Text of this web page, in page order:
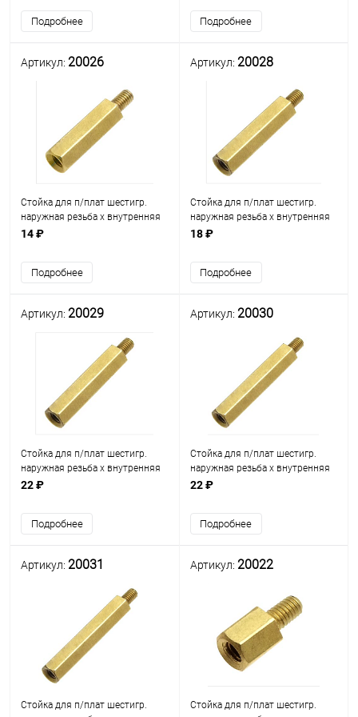
(под ключ М5) (PCHSN-50)
Подробнее
(PCHSN-10)
Подробнее
Артикул: 20026
Стойка для п/плат шестигр.
наружная резьба х внутренняя
резьба М3мм L=5мм) (стойка L=
(PCHSN-15)
14 ₽
Подробнее
Артикул: 20028
Стойка для п/плат шестигр.
наружная резьба х внутренняя
резьба М3мм L=5мм) (стойка L=
(PCHSN-20)
18 ₽
Подробнее
Артикул: 20029
Стойка для п/плат шестигр.
наружная резьба х внутренняя
резьба М3мм L=5мм) (стойка L=
(PCHSN-22)
22 ₽
Подробнее
Артикул: 20030
Стойка для п/плат шестигр.
наружная резьба х внутренняя
резьба М3мм L=5мм) (стойка L=
(PCHSN-25)
22 ₽
Подробнее
Артикул: 20031
Стойка для п/плат шестигр.
Артикул: 20022
Стойка для п/плат шестигр.